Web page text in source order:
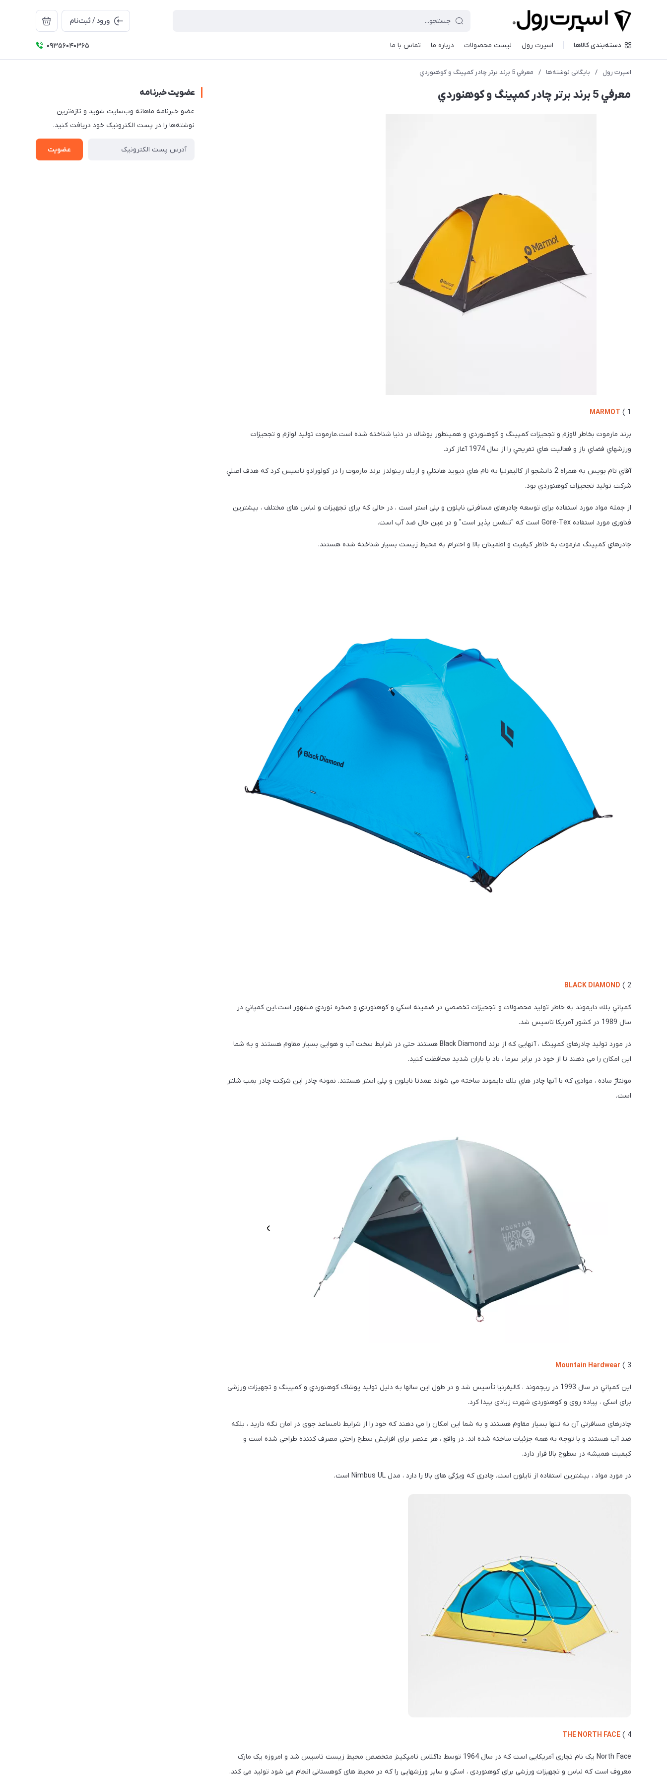
ورود / ثبت‌نام
دسته‌بندی کالاها اسپرت رول لیست محصولات درباره ما تماس با ما 09356040365
اسپرت رول / بایگانی نوشته‌ها / معرفي 5 برند برتر چادر كمپينگ و كوهنوردي
معرفي 5 برند برتر چادر كمپينگ و كوهنوردي
1 )
MARMOT
برند مارموت بخاطر لاوزم و تجحيزات كمپينگ و كوهنوردي و همينطور پوشاك در دنيا شناخته شده است.مارموت توليد لوازم و تجحيزات
ورزشهاي فضاي باز و فعاليت هاي تفريحي را از سال 1974 آغاز كرد.
آقاي تام بويس به همراه 2 دانشجو از كاليفرنيا به نام هاي ديويد هانتلي و اريك رينولدز برند مارموت را در كولورادو تاسيس كرد كه هدف اصلي
شركت توليد تجحيزات كوهنوردي بود.
از جمله مواد مورد استفاده برای توسعه چادرهای مسافرتی نایلون و پلی استر است ، در حالی که برای تجهیزات و لباس های مختلف ، بیشترین
فناوری مورد استفاده Gore-Tex است که "تنفس پذير است" و در عین حال ضد آب است.
چادرهاي كمپينگ مارموت به خاطر كيفيت و اطمينان بالا و احترام به محيط زيست بسيار شناخته شده هستند.
2 )
BLACK DIAMOND
كمپاني بلك دايموند به خاطر توليد محصولات و تجحيزات تخصصي در ضمينه اسكي و كوهنوردي و صخره نوردي مشهور است.اين كمپاني در
سال 1989 در كشور آمريكا تاسيس شد.
در مورد تولید چادرهای کمپینگ ، آنهایی که از برند Black Diamond هستند حتی در شرایط سخت آب و هوایی بسیار مقاوم هستند و به شما
این امکان را می دهند تا از خود در برابر سرما ، باد یا باران شدید محافظت کنید.
مونتاژ ساده ، موادی که با آنها چادر هاي بلك دايموند ساخته می شوند عمدتا نایلون و پلی استر هستند. نمونه چادر این شرکت چادر بمب شلتر
است.
3 )
Mountain Hardwear
اين كمپاني در سال 1993 در ریچموند ، کالیفرنیا تأسیس شد و در طول این سالها به دلیل تولید پوشاک كوهنوردي و كمپينگ و تجهیزات ورزشی
برای اسکی ، پیاده روی و کوهنوردی شهرت زیادی پیدا کرد.
چادرهای مسافرتی آن نه تنها بسیار مقاوم هستند و به شما این امکان را می دهند که خود را از شرایط نامساعد جوی در امان نگه دارید ، بلکه
ضد آب هستند و با توجه به همه جزئیات ساخته شده اند. در واقع ، هر عنصر برای افزایش سطح راحتی مصرف کننده طراحی شده است و
کیفیت همیشه در سطوح بالا قرار دارد.
در مورد مواد ، بیشترین استفاده از نایلون است. چادری که ویژگی های بالا را دارد ، مدل Nimbus UL است.
4 )
THE NORTH FACE
North Face یک نام تجاری آمریکایی است که در سال 1964 توسط داگلاس تامپکینز متخصص محیط زیست تاسیس شد و امروزه یک مارک
معروف است که لباس و تجهیزات ورزشی برای کوهنوردی ، اسکی و سایر ورزشهایی را که در محیط های کوهستانی انجام می شود تولید می کند.
عضویت خبرنامه
عضو خبرنامه ماهانه وب‌سایت شوید و تازه‌ترین
نوشته‌ها را در پست الکترونیک خود دریافت کنید.
عضویت